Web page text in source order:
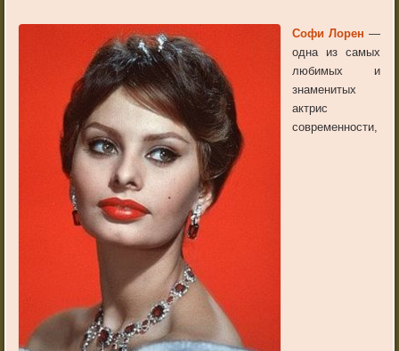
Софи Лорен —
одна из самых
любимых и
знаменитых
актрис
современности,